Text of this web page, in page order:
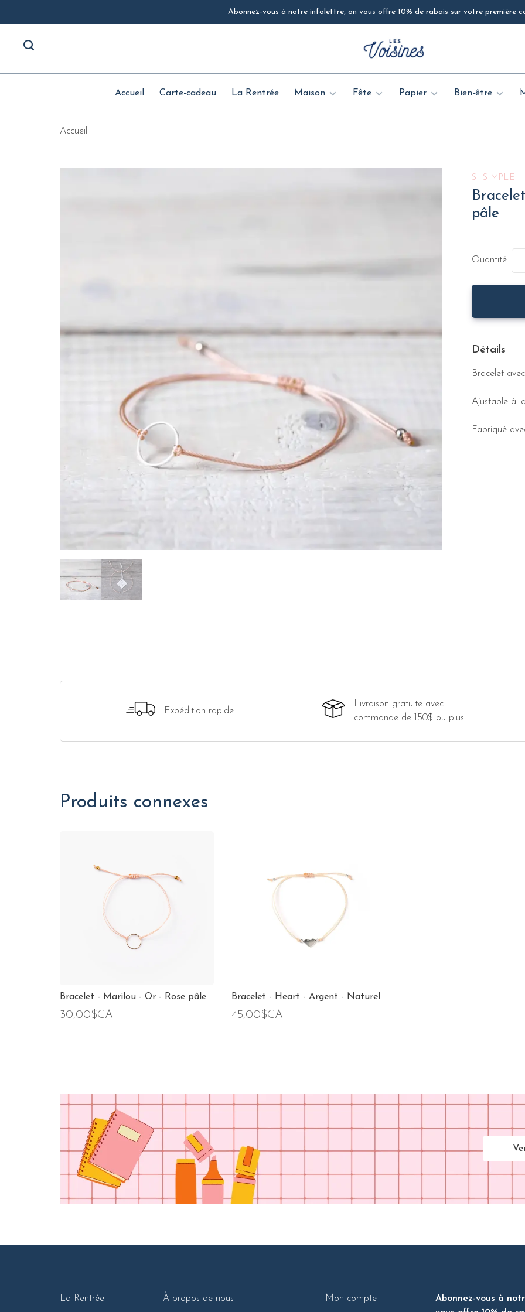
Abonnez-vous à notre infolettre, on vous offre 10% de rabais sur votre première
Accueil Carte-cadeau La Rentrée Maison Fête Papier Bien-être
Accueil
SI SIMPLE
pâle
Quantité: -
Détails
Bracelet
Ajustable à
Fabriqué
Expédition rapide
Livraison gratuite avec
commande de 150$ ou plus.
Produits connexes
Bracelet - Marilou - Or - Rose pâle
30,00$CA
Bracelet - Heart - Argent - Naturel
45,00$CA
La Rentrée À propos de nous Mon compte
Abonnez-vous à